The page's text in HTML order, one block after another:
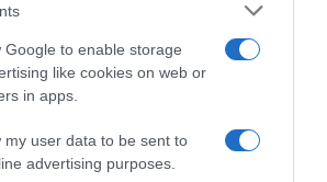
Google to enable storage
like cookies on web or
in apps.
my user data to be sent to
advertising purposes.